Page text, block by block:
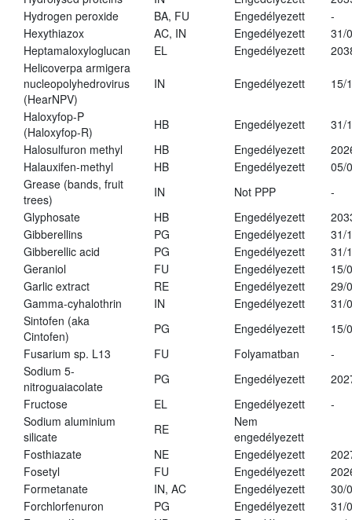
Hydrogen peroxide
BA, FU Engedélyezett
-
Hexythiazox
AC, IN Engedélyezett
31/
Heptamaloxyloglucan
EL Engedélyezett
Helicoverpa armigera
nucleopolyhedrovirus
(HearNPV)
IN Engedélyezett 15/
Haloxyfop-P
(Haloxyfop-R)
HB Engedélyezett
31/
Halosulfuron methyl
HB Engedélyezett
Halauxifen-methyl
HB Engedélyezett
05/
Grease (bands, fruit
trees)
IN Not PPP
-
Glyphosate
HB Engedélyezett
Gibberellins
PG Engedélyezett
31/
Gibberellic acid
PG Engedélyezett
31/
Geraniol
FU Engedélyezett
15/
Garlic extract
RE Engedélyezett
29/
Gamma-cyhalothrin
IN Engedélyezett
31/
Sintofen (aka
Cintofen)
PG Engedélyezett
15/
Fusarium sp. L13
FU Folyamatban
-
Sodium 5-
nitroguaiacolate
PG Engedélyezett
Fructose
EL Engedélyezett
-
Sodium aluminium
silicate
RE
Nem
engedélyezett
Fosthiazate
NE Engedélyezett
Fosetyl
FU Engedélyezett
Formetanate
IN, AC Engedélyezett
30/
Forchlorfenuron
PG Engedélyezett
31/